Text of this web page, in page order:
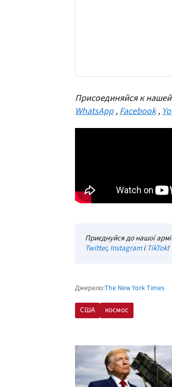
Присоединяйся к
WhatsApp , Facebook ,
Приєднуйся до нашої
Twitter, InstagramіTikTok!
Джерело:The New York Times
США космос